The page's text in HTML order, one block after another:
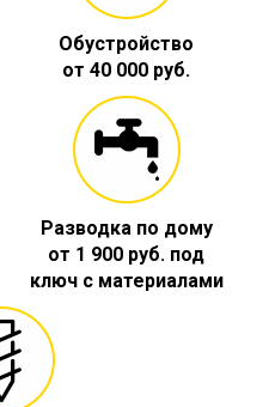
Обустройство
от 40 000 руб.
Разводка по дому
от 1 900 руб. под
ключ с материалами